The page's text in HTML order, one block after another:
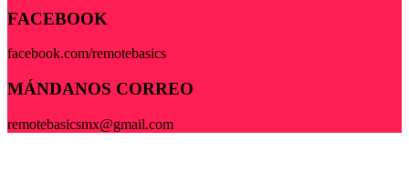
FACEBOOK
facebook.com/remotebasics
MÁNDANOS CORREO
remotebasicsmx@gmail.com